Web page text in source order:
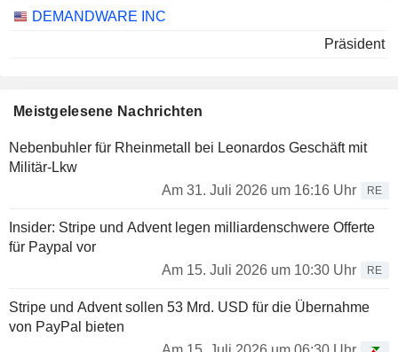
University und der Software Alliance Corp. Amy E. Weaver
war zuvor als Senior Vice President & Deputy General
einen Undergraduate-Abschluss vom Wellesley College
School.
DEMANDWARE INC
Präsident
Meistgelesene Nachrichten
Nebenbuhler für Rheinmetall bei Leonardos Geschäft mit
Militär-Lkw
Am 31. Juli 2026 um 16:16 Uhr
RE
Insider: Stripe und Advent legen milliardenschwere Offerte
für Paypal vor
Am 15. Juli 2026 um 10:30 Uhr
RE
Stripe und Advent sollen 53 Mrd. USD für die Übernahme
von PayPal bieten